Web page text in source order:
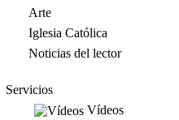
Arte
Iglesia Católica
Noticias del lector
Servicios
Vídeos